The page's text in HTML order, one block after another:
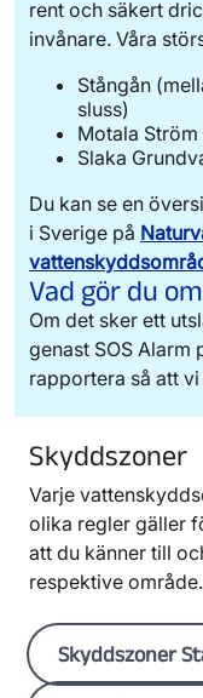
rent och säkert
invånare. Våra
Stångån
sluss)
Motala
Slaka
Du kan se en
i Sverige på
Vad gör du
Om det sker ett
genast SOS Alarm
rapportera så att
Skyddszoner
Varje
olika regler gäller
att du känner till
respektive område.
Skyddszoner